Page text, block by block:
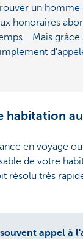
un
honoraires
Mais
habitation
en voyage
de votre
résolu très
appel à